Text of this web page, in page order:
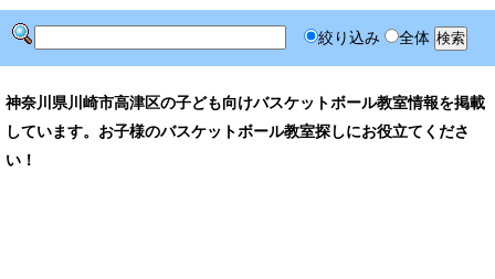
絞り込み 全体
神奈川県川崎市高津区の子ども向けバスケットボール教室情報を掲載
しています。お子様のバスケットボール教室探しにお役立てくださ
い！